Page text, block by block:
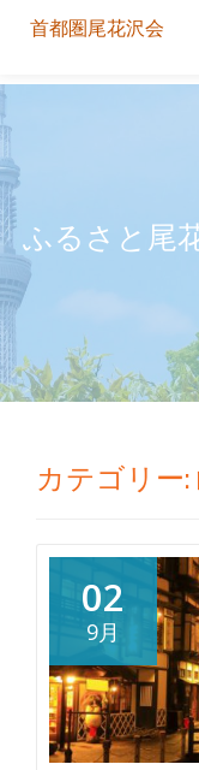
ン
ン
ツ
へ
ス
キ
ッ
プ
首都圏尾花沢会
ふるさと尾
カテゴリー:
02
9月